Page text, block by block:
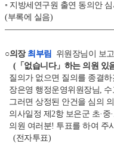
◦ 지방세연구원 출연 동의안 심
(부록에 실음)
○의장 최부림 위원장님이 보
(「없습니다」하는 의원 있
질의가 없으면 질의를 종결
장은영 행정운영위원장님,
그러면 상정된 안건을 심의
의사일정 제2항 보은군 초·
의원 여러분! 투표를 하여 주
(전자투표)